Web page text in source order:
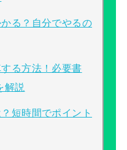
る？自分でやるの
る方法！必要書
解説
短時間でポイント